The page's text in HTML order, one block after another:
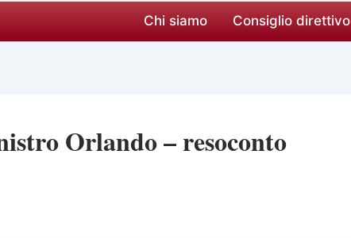
Chi siamo Consiglio direttivo
Orlando – resoconto